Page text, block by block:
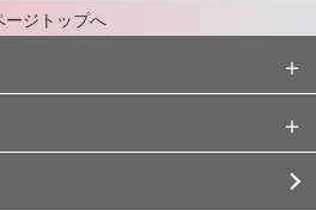
ージトップへ